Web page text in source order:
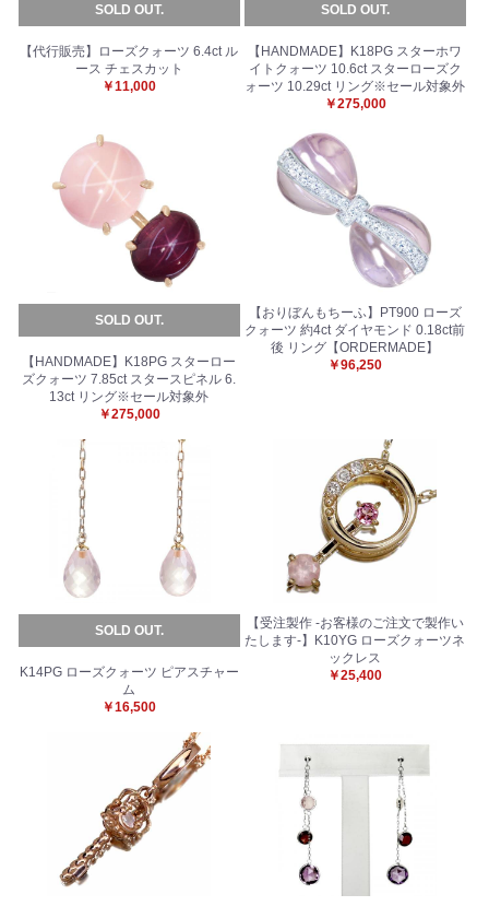
SOLD OUT.
【代行販売】ローズクォーツ 6.4ct ル
ース チェスカット
￥11,000
SOLD OUT.
【HANDMADE】K18PG スターホワ
イトクォーツ 10.6ct スターローズク
ォーツ 10.29ct リング※セール対象外
￥275,000
SOLD OUT.
【HANDMADE】K18PG スターロー
ズクォーツ 7.85ct スタースピネル 6.
13ct リング※セール対象外
￥275,000
【おりぼんもちーふ】PT900 ローズ
クォーツ 約4ct ダイヤモンド 0.18ct前
後 リング【ORDERMADE】
￥96,250
SOLD OUT.
K14PG ローズクォーツ ピアスチャー
ム
￥16,500
【受注製作 -お客様のご注文で製作い
たします-】K10YG ローズクォーツネ
ックレス
￥25,400